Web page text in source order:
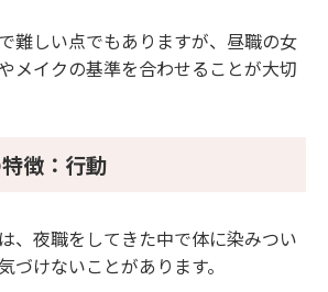
難しい点でもありますが、昼職の女
メイクの基準を合わせることが大切
徴：行動
、夜職をしてきた中で体に染みつい
づけないことがあります。